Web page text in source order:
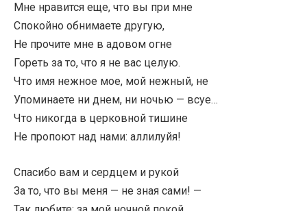
Мне нравится еще, что вы при мне
Спокойно обнимаете другую,
Не прочите мне в адовом огне
Гореть за то, что я не вас целую.
Что имя нежное мое, мой нежный, не
Упоминаете ни днем, ни ночью — всуе…
Что никогда в церковной тишине
Не пропоют над нами: аллилуйя!
Спасибо вам и сердцем и рукой
За то, что вы меня — не зная сами! —